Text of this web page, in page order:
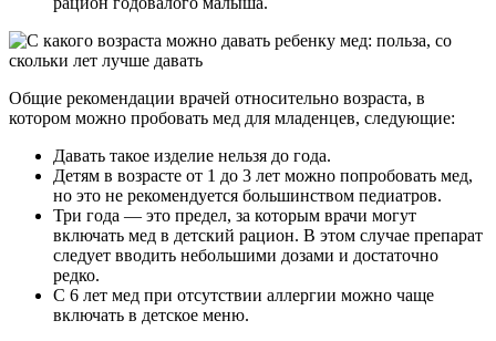
Общие рекомендации врачей относительно возраста, в
котором можно пробовать мед для младенцев, следующие:
Давать такое изделие нельзя до года.
Детям в возрасте от 1 до 3 лет можно попробовать мед,
но это не рекомендуется большинством педиатров.
Три года — это предел, за которым врачи могут
включать мед в детский рацион. В этом случае препарат
следует вводить небольшими дозами и достаточно
редко.
С 6 лет мед при отсутствии аллергии можно чаще
включать в детское меню.